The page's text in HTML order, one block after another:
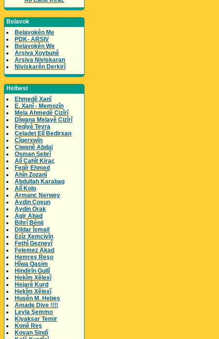
Belavok
Belavokên Me
PDK- ARSIV
Belavokên We
Arşiva Xoybunê
Arşiva Niviskaran
Niviskarên Derkirî
Helbest
Ehmedê Xanî
E. Xanî - Memozîn
Mela Ahmedê Cizîrî
Dîwana Melayê Cizîrî
Feqîyê Teyra
Celadet Elî Bedirxan
Cîgerxwîn
Ciwanê Abdal
Osman Sebrî
Alî Cahît Kiraç
Feqîr Ehmed
Ahîn Zozanî
Abdullah Karabag
Alî Kolo
Armanc Nerwey
Aydin Coşun
Aydin Orak
Agir Abad
Bihrî Bênij
Dildar Îsmail
Ezîz Xemcivîn
Fethî Gezneyî
Felemez Akad
Hemreş Reşo
Hîwa Qasim
Hindirîn Gullî
Hekîm Xêlexî
Hejarê Kurd
Hekîm Xêlexî
Husên M. Hebeş
Amade Dive !!!!
Leyla Şemmo
Kiyaksar Temir
Konê Reş
Kovan Sindî